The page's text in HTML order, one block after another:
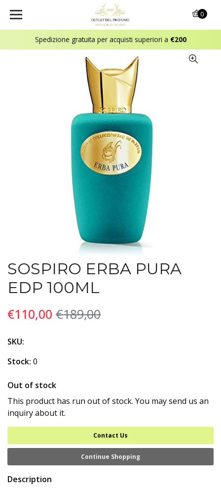
Spedizione gratuita per acquisti superiori a €200
0
SOSPIRO ERBA PURA
EDP 100ML
€110,00 €189,00
SKU:
Stock: 0
Out of stock
This product has run out of stock. You may send us an
inquiry about it.
Contact Us
Continue Shopping
Description